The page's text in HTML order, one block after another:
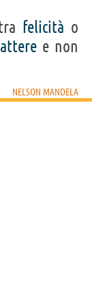
felicità o
e non
NELSON MANDELA